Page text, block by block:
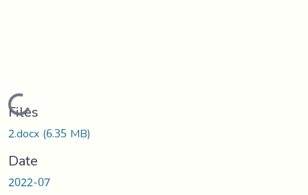
Loading...
Files
2.docx(6.35 MB)
Date
2022-07